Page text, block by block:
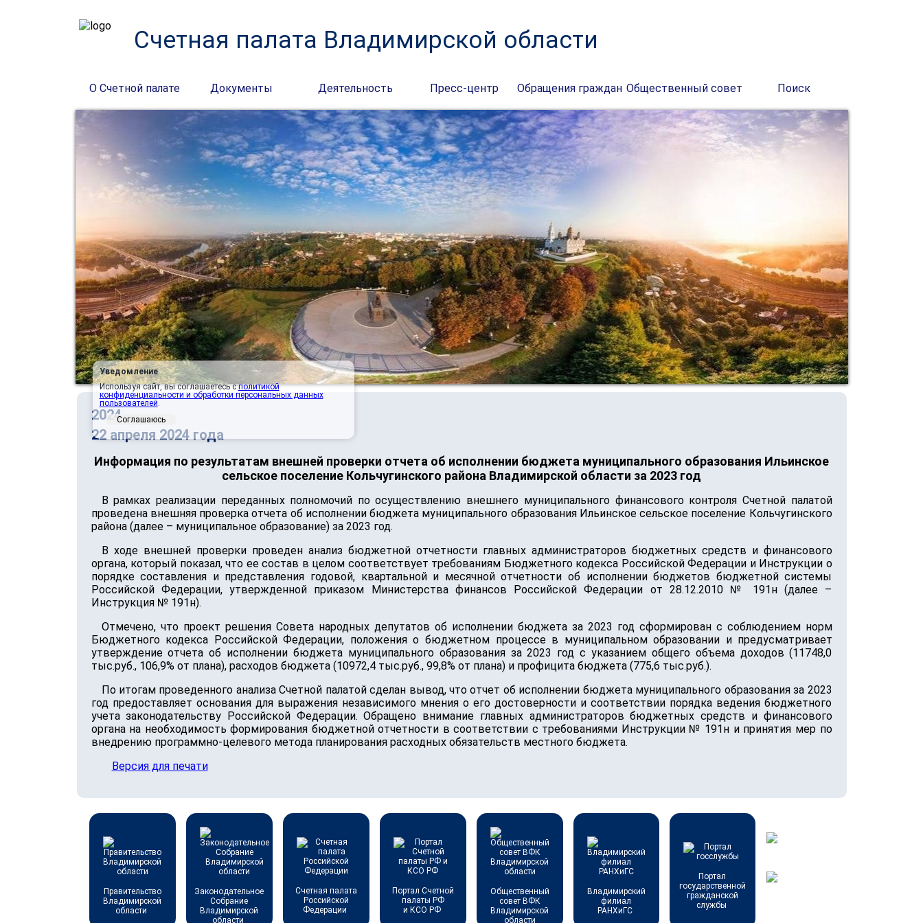
Счетная палата Владимирской области
О Счетной палате Документы Деятельность Пресс-центр Обращения граждан Общественный совет Поиск
2024
22 апреля 2024 года
Информация по результатам внешней проверки отчета об исполнении бюджета муниципального образования Ильинское
сельское поселение Кольчугинского района Владимирской области за 2023 год
В рамках реализации переданных полномочий по осуществлению внешнего муниципального финансового контроля Счетной палатой
проведена внешняя проверка отчета об исполнении бюджета муниципального образования Ильинское сельское поселение Кольчугинского
района (далее – муниципальное образование) за 2023 год.
В ходе внешней проверки проведен анализ бюджетной отчетности главных администраторов бюджетных средств и финансового
органа, который показал, что ее состав в целом соответствует требованиям Бюджетного кодекса Российской Федерации и Инструкции о
порядке составления и представления годовой, квартальной и месячной отчетности об исполнении бюджетов бюджетной системы
Российской Федерации, утвержденной приказом Министерства финансов Российской Федерации от 28.12.2010 № 191н (далее –
Инструкция № 191н).
Отмечено, что проект решения Совета народных депутатов об исполнении бюджета за 2023 год сформирован с соблюдением норм
Бюджетного кодекса Российской Федерации, положения о бюджетном процессе в муниципальном образовании и предусматривает
утверждение отчета об исполнении бюджета муниципального образования за 2023 год с указанием общего объема доходов (11748,0
тыс.руб., 106,9% от плана), расходов бюджета (10972,4 тыс.руб., 99,8% от плана) и профицита бюджета (775,6 тыс.руб.).
По итогам проведенного анализа Счетной палатой сделан вывод, что отчет об исполнении бюджета муниципального образования за 2023
год предоставляет основания для выражения независимого мнения о его достоверности и соответствии порядка ведения бюджетного
учета законодательству Российской Федерации. Обращено внимание главных администраторов бюджетных средств и финансового
органа на необходимость формирования бюджетной отчетности в соответствии с требованиями Инструкции № 191н и принятия мер по
внедрению программно-целевого метода планирования расходных обязательств местного бюджета.
Версия для печати
Правительство
Владимирской
области
Законодательное
Собрание
Владимирской
области
Счетная палата
Российской
Федерации
Портал Счетной
палаты РФ
и КСО РФ
Общественный
совет ВФК
Владимирской
области
Владимирский
филиал
РАНХиГС
Портал
государственной
гражданской
службы
Уведомление
Используя сайт, вы соглашаетесь сполитикой
конфиденциальности и обработки персональных данных
пользователей.
Соглашаюсь